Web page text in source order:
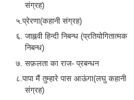
संग्रह)
५.प्रेरणा(कहानी संग्रह)
६. जाह्नवी हिन्दी निबन्ध (प्रतियोगितात्मक
निबन्ध)
७. सफ़लता का राज- प्रबन्धन
८.पापा मैं तुम्हारे पास आऊंगा(लघु कहानी
संग्रह)